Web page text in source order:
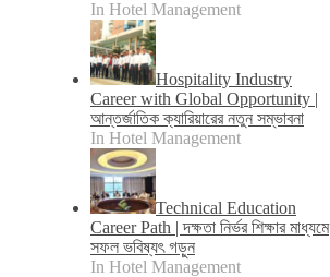
In Hotel Management
Hospitality Industry
Career with Global Opportunity |
আন্তর্জাতিক ক্যারিয়ারের নতুন সম্ভাবনা
In Hotel Management
Technical Education
Career Path | দক্ষতা নির্ভর শিক্ষার মাধ্যমে
সফল ভবিষ্যৎ গড়ুন
In Hotel Management